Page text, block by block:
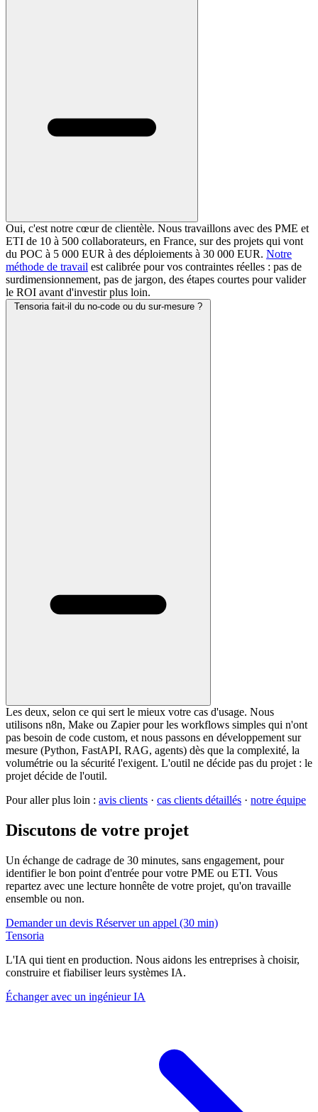
Oui, c'est notre cœur de clientèle. Nous travaillons avec des PME et
ETI de 10 à 500 collaborateurs, en France, sur des projets qui vont
du POC à 5 000 EUR à des déploiements à 30 000 EUR. Notre
méthode de travail est calibrée pour vos contraintes réelles : pas de
surdimensionnement, pas de jargon, des étapes courtes pour valider
le ROI avant d'investir plus loin.
Tensoria fait-il du no-code ou du sur-mesure ?
Les deux, selon ce qui sert le mieux votre cas d'usage. Nous
utilisons n8n, Make ou Zapier pour les workflows simples qui n'ont
pas besoin de code custom, et nous passons en développement sur
mesure (Python, FastAPI, RAG, agents) dès que la complexité, la
volumétrie ou la sécurité l'exigent. L'outil ne décide pas du projet : le
projet décide de l'outil.
Pour aller plus loin : avis clients · cas clients détaillés · notre équipe
Discutons de votre projet
Un échange de cadrage de 30 minutes, sans engagement, pour
identifier le bon point d'entrée pour votre PME ou ETI. Vous
repartez avec une lecture honnête de votre projet, qu'on travaille
ensemble ou non.
Demander un devis Réserver un appel (30 min)
Tensoria
L'IA qui tient en production. Nous aidons les entreprises à choisir,
construire et fiabiliser leurs systèmes IA.
Échanger avec un ingénieur IA